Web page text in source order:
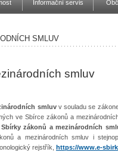
Informační servis
SMLUV
smluv
smluvv souladu se
ve Sbírce zákonů a
zákonů a mezinárodních
a mezinárodních smluv i
rejstřík, https://www.e-